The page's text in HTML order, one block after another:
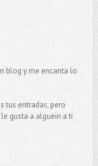
blog y me encanta lo
tus entradas, pero
gusta a alguein a ti